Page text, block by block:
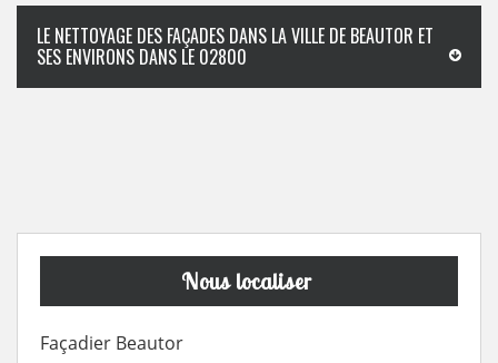
LE NETTOYAGE DES FAÇADES DANS LA VILLE DE BEAUTOR ET
SES ENVIRONS DANS LE 02800
Nous localiser
Façadier Beautor